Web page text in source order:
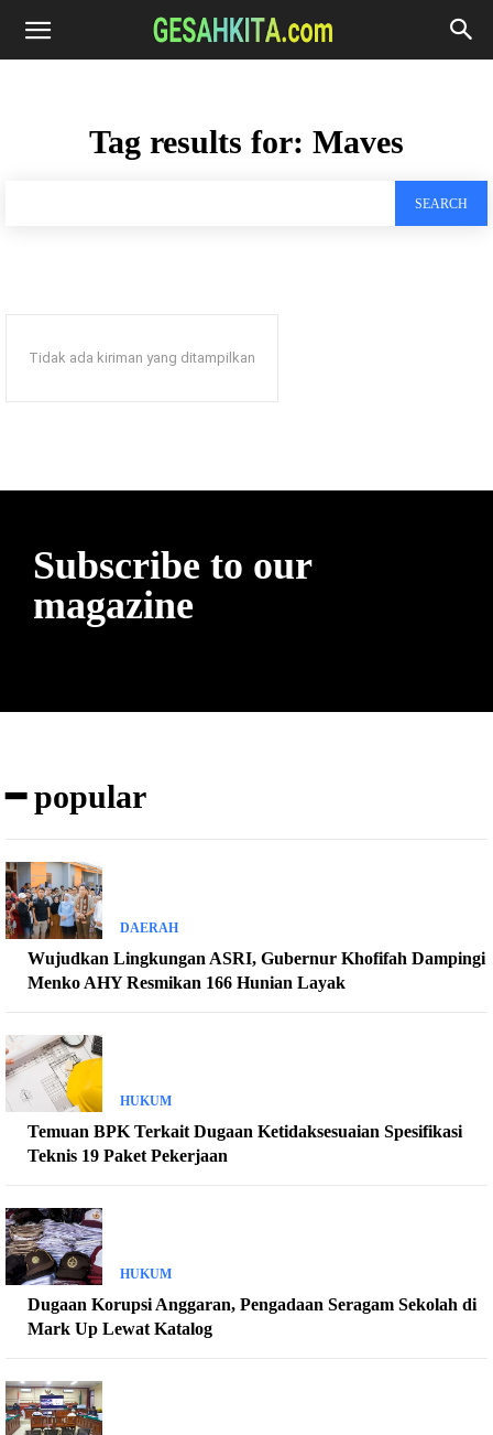
Tag results for: Maves
SEARCH
Tidak ada kiriman yang ditampilkan
Subscribe to our
magazine
━ popular
DAERAH
Wujudkan Lingkungan ASRI, Gubernur Khofifah Dampingi
Menko AHY Resmikan 166 Hunian Layak
HUKUM
Temuan BPK Terkait Dugaan Ketidaksesuaian Spesifikasi
Teknis 19 Paket Pekerjaan
HUKUM
Dugaan Korupsi Anggaran, Pengadaan Seragam Sekolah di
Mark Up Lewat Katalog